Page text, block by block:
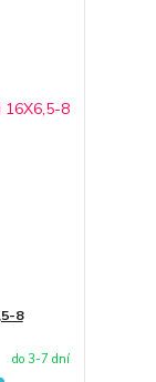
8
do 3-7 dní